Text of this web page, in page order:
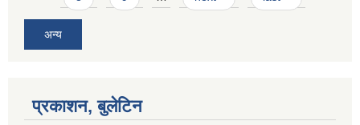
अन्य
प्रकाशन, बुलेटिन